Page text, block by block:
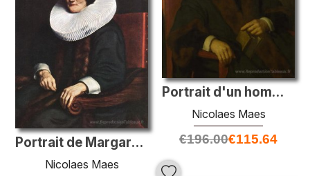
Portrait d'un homme âgé dans une robe noire
Nicolaes Maes
€196.00€115.64
Portrait de Margaretha de Geer, épouse de Jacob Trip
Nicolaes Maes